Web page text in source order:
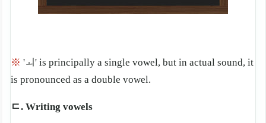
※ 'ㅚ' is principally a single vowel, but in actual sound, it
is pronounced as a double vowel.
ㄷ. Writing vowels